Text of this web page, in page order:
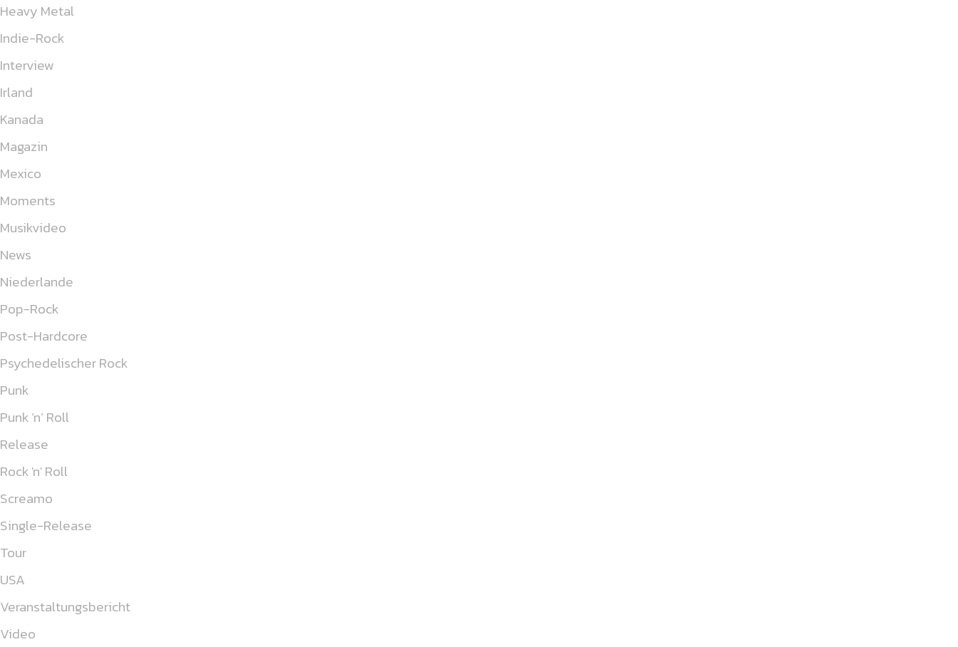
Heavy Metal
Indie-Rock
Interview
Irland
Kanada
Magazin
Mexico
Moments
Musikvideo
News
Niederlande
Pop-Rock
Post-Hardcore
Psychedelischer Rock
Punk
Punk ’n’ Roll
Release
Rock 'n' Roll
Screamo
Single-Release
Tour
USA
Veranstaltungsbericht
Video